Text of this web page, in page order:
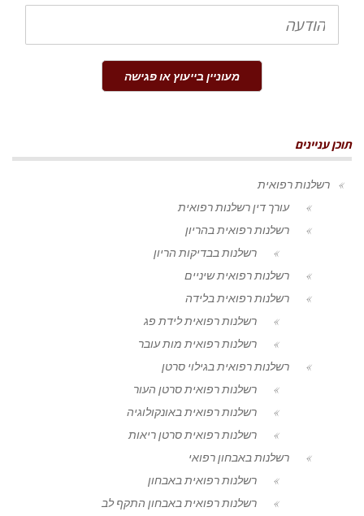
הודעה
מעוניין בייעוץ או פגישה
תוכן עניינים
רשלנות רפואית
עורך דין רשלנות רפואית
רשלנות רפואית בהריון
רשלנות בבדיקות הריון
רשלנות רפואית שיניים
רשלנות רפואית בלידה
רשלנות רפואית לידת פג
רשלנות רפואית מות עובר
רשלנות רפואית בגילוי סרטן
רשלנות רפואית סרטן העור
רשלנות רפואית באונקולוגיה
רשלנות רפואית סרטן ריאות
רשלנות באבחון רפואי
רשלנות רפואית באבחון
רשלנות רפואית באבחון התקף לב